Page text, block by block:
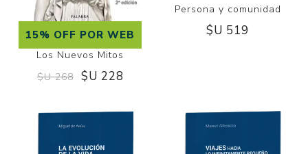
15% OFF POR WEB
Los Nuevos Mitos
$U 268 $U 228
Persona y comunidad
$U 519